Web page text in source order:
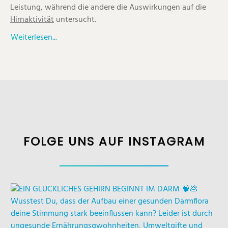
Leistung, während die andere die Auswirkungen auf die
Hirnaktivitätuntersucht.
Weiterlesen...
FOLGE UNS AUF INSTAGRAM